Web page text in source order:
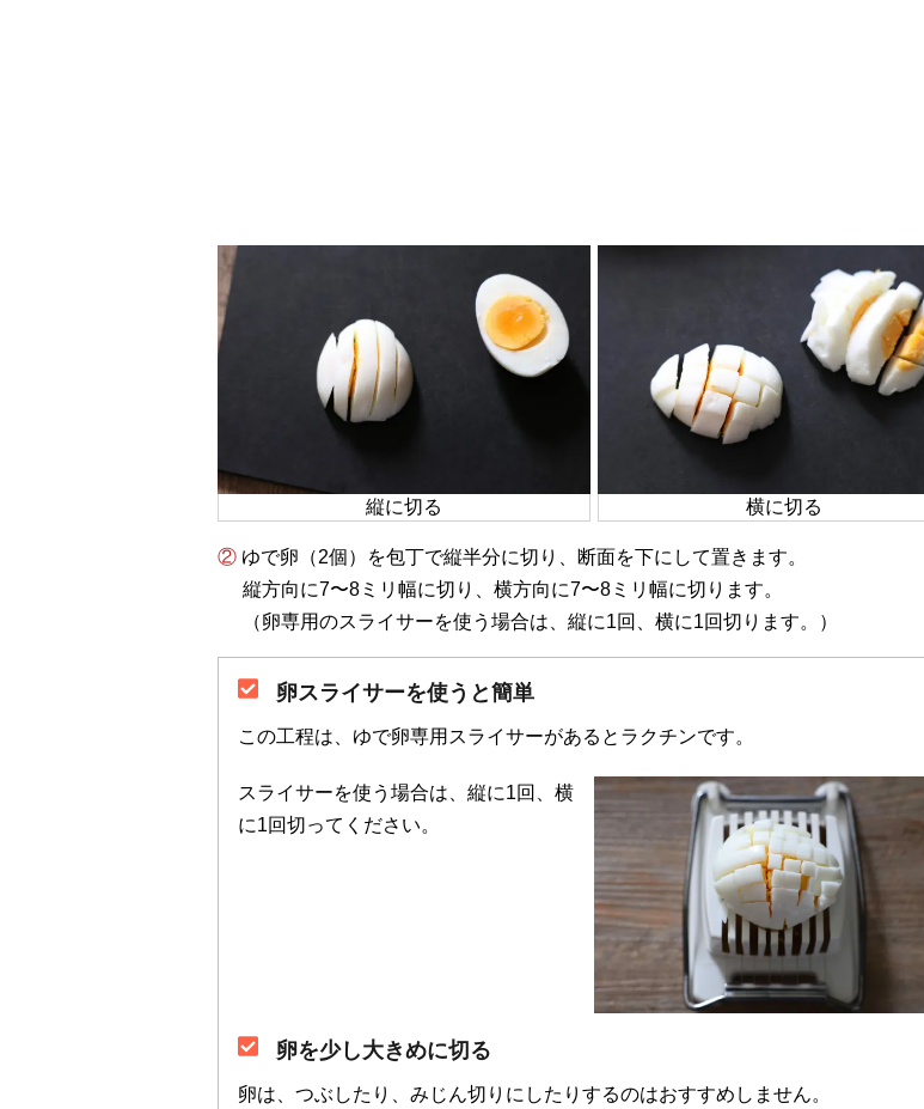
縦に切る 横に切る
② ゆで卵（2個）を包丁で縦半分に切り、断面を下にして置きます。
縦方向に7〜8ミリ幅に切り、横方向に7〜8ミリ幅に切ります。
（卵専用のスライサーを使う場合は、縦に1回、横に1回切ります。）
卵スライサーを使うと簡単
この工程は、ゆで卵専用スライサーがあるとラクチンです。
スライサーを使う場合は、縦に1回、横
に1回切ってください。
卵を少し大きめに切る
卵は、つぶしたり、みじん切りにしたりするのはおすすめしません。